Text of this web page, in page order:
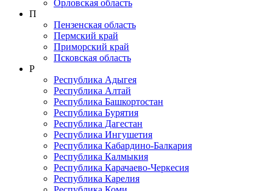
Орловская область
П
Пензенская область
Пермский край
Приморский край
Псковская область
Р
Республика Адыгея
Республика Алтай
Республика Башкортостан
Республика Бурятия
Республика Дагестан
Республика Ингушетия
Республика Кабардино-Балкария
Республика Калмыкия
Республика Карачаево-Черкеcия
Республика Карелия